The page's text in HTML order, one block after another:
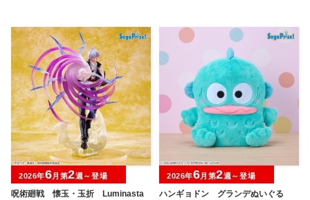
呪術廻戦 懐玉・玉折 Luminasta
2026年6月第2週～登場
ハンギョドン グランデぬいぐる
2026年6月第2週～登場